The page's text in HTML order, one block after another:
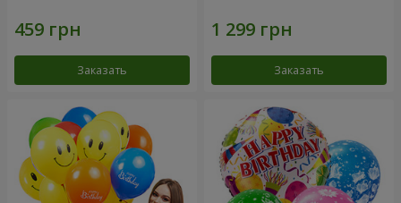
Заказать Заказать